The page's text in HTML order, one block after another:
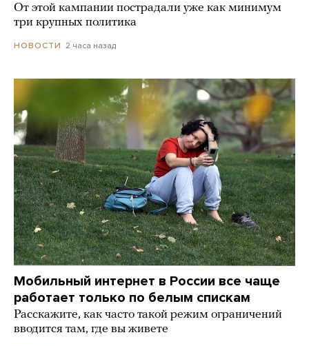
От этой кампании пострадали уже как минимум
три крупных политика
НОВОСТИ 2 часа назад
Мобильный интернет в России все чаще
работает только по белым спискам
Расскажите, как часто такой режим ограничений
вводится там, где вы живете